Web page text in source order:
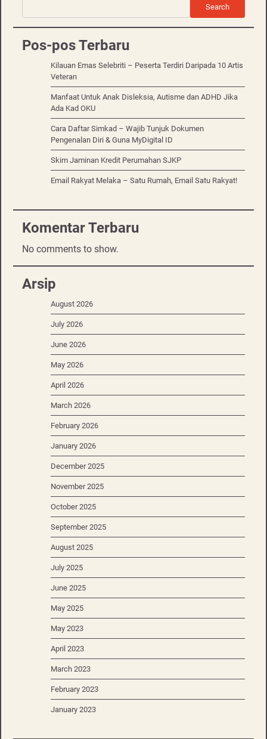
Search
Pos-pos Terbaru
Kilauan Emas Selebriti – Peserta Terdiri Daripada 10 Artis
Veteran
Manfaat Untuk Anak Disleksia, Autisme dan ADHD Jika
Ada Kad OKU
Cara Daftar Simkad – Wajib Tunjuk Dokumen
Pengenalan Diri & Guna MyDigital ID
Skim Jaminan Kredit Perumahan SJKP
Email Rakyat Melaka – Satu Rumah, Email Satu Rakyat!
Komentar Terbaru
No comments to show.
Arsip
August 2026
July 2026
June 2026
May 2026
April 2026
March 2026
February 2026
January 2026
December 2025
November 2025
October 2025
September 2025
August 2025
July 2025
June 2025
May 2025
May 2023
April 2023
March 2023
February 2023
January 2023